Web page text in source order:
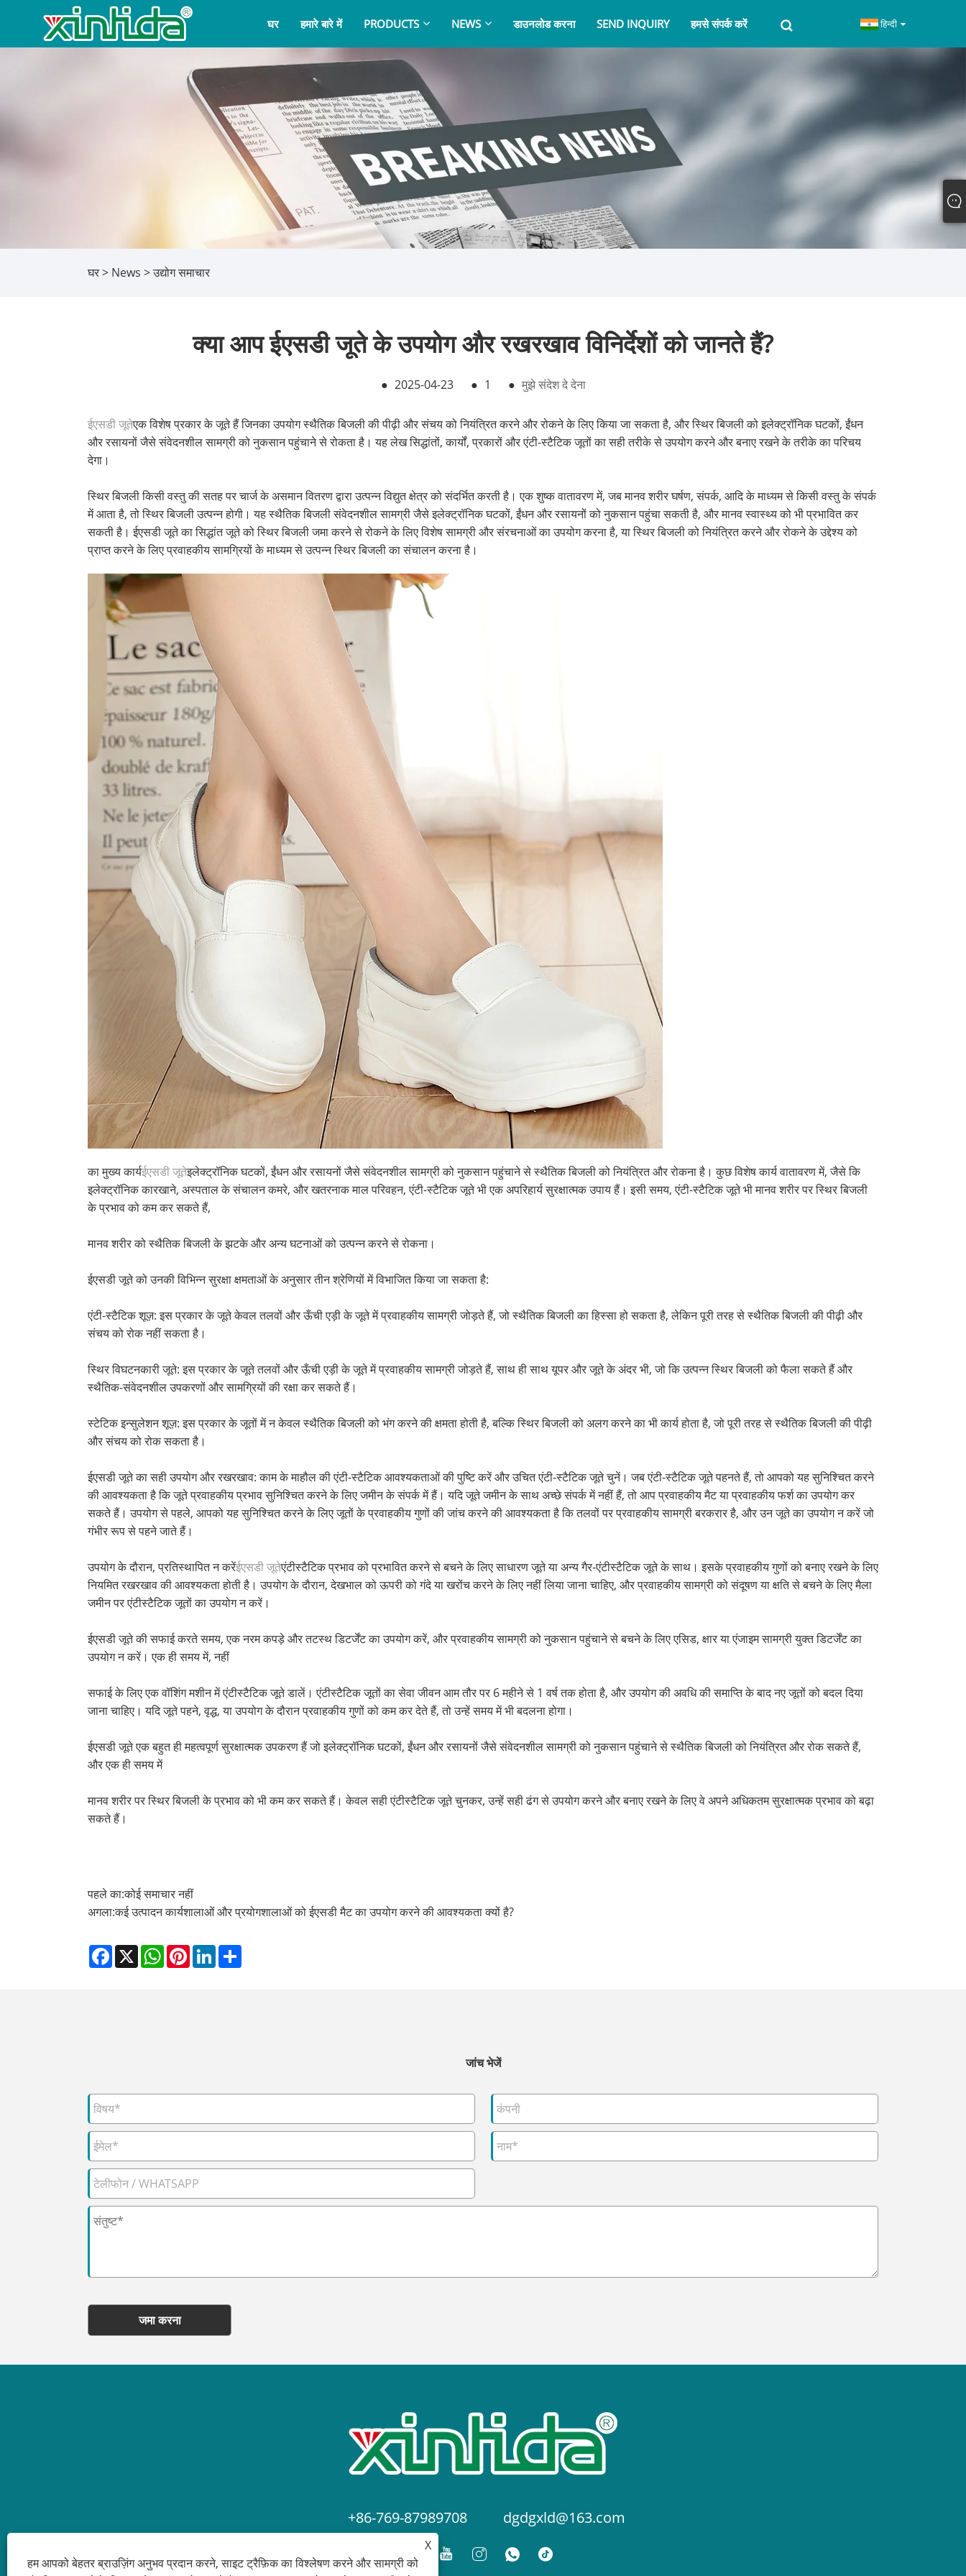
घर हमारे बारे में PRODUCTS NEWS डाउनलोड करना SEND INQUIRY हमसे संपर्क करें हिन्दी
घर> News >उद्योग समाचार
क्या आप ईएसडी जूते के उपयोग और रखरखाव विनिर्देशों को जानते हैं?
● 2025-04-23 ● 1 ● मुझे संदेश दे देना
ईएसडी जूतेएक विशेष प्रकार के जूते हैं जिनका उपयोग स्थैतिक बिजली की पीढ़ी और संचय को नियंत्रित करने और रोकने के लिए किया जा सकता है, और स्थिर बिजली को इलेक्ट्रॉनिक घटकों, ईंधन
और रसायनों जैसे संवेदनशील सामग्री को नुकसान पहुंचाने से रोकता है। यह लेख सिद्धांतों, कार्यों, प्रकारों और एंटी-स्टैटिक जूतों का सही तरीके से उपयोग करने और बनाए रखने के तरीके का परिचय
देगा।
स्थिर बिजली किसी वस्तु की सतह पर चार्ज के असमान वितरण द्वारा उत्पन्न विद्युत क्षेत्र को संदर्भित करती है। एक शुष्क वातावरण में, जब मानव शरीर घर्षण, संपर्क, आदि के माध्यम से किसी वस्तु के संपर्क
में आता है, तो स्थिर बिजली उत्पन्न होगी। यह स्थैतिक बिजली संवेदनशील सामग्री जैसे इलेक्ट्रॉनिक घटकों, ईंधन और रसायनों को नुकसान पहुंचा सकती है, और मानव स्वास्थ्य को भी प्रभावित कर
सकती है। ईएसडी जूते का सिद्धांत जूते को स्थिर बिजली जमा करने से रोकने के लिए विशेष सामग्री और संरचनाओं का उपयोग करना है, या स्थिर बिजली को नियंत्रित करने और रोकने के उद्देश्य को
प्राप्त करने के लिए प्रवाहकीय सामग्रियों के माध्यम से उत्पन्न स्थिर बिजली का संचालन करना है।
का मुख्य कार्यईएसडी जूतेइलेक्ट्रॉनिक घटकों, ईंधन और रसायनों जैसे संवेदनशील सामग्री को नुकसान पहुंचाने से स्थैतिक बिजली को नियंत्रित और रोकना है। कुछ विशेष कार्य वातावरण में, जैसे कि
इलेक्ट्रॉनिक कारखाने, अस्पताल के संचालन कमरे, और खतरनाक माल परिवहन, एंटी-स्टैटिक जूते भी एक अपरिहार्य सुरक्षात्मक उपाय हैं। इसी समय, एंटी-स्टैटिक जूते भी मानव शरीर पर स्थिर बिजली
के प्रभाव को कम कर सकते हैं,
मानव शरीर को स्थैतिक बिजली के झटके और अन्य घटनाओं को उत्पन्न करने से रोकना।
ईएसडी जूते को उनकी विभिन्न सुरक्षा क्षमताओं के अनुसार तीन श्रेणियों में विभाजित किया जा सकता है:
एंटी-स्टैटिक शूज़: इस प्रकार के जूते केवल तलवों और ऊँची एड़ी के जूते में प्रवाहकीय सामग्री जोड़ते हैं, जो स्थैतिक बिजली का हिस्सा हो सकता है, लेकिन पूरी तरह से स्थैतिक बिजली की पीढ़ी और
संचय को रोक नहीं सकता है।
स्थिर विघटनकारी जूते: इस प्रकार के जूते तलवों और ऊँची एड़ी के जूते में प्रवाहकीय सामग्री जोड़ते हैं, साथ ही साथ यूपर और जूते के अंदर भी, जो कि उत्पन्न स्थिर बिजली को फैला सकते हैं और
स्थैतिक-संवेदनशील उपकरणों और सामग्रियों की रक्षा कर सकते हैं।
स्टेटिक इन्सुलेशन शूज़: इस प्रकार के जूतों में न केवल स्थैतिक बिजली को भंग करने की क्षमता होती है, बल्कि स्थिर बिजली को अलग करने का भी कार्य होता है, जो पूरी तरह से स्थैतिक बिजली की पीढ़ी
और संचय को रोक सकता है।
ईएसडी जूते का सही उपयोग और रखरखाव: काम के माहौल की एंटी-स्टैटिक आवश्यकताओं की पुष्टि करें और उचित एंटी-स्टैटिक जूते चुनें। जब एंटी-स्टैटिक जूते पहनते हैं, तो आपको यह सुनिश्चित करने
की आवश्यकता है कि जूते प्रवाहकीय प्रभाव सुनिश्चित करने के लिए जमीन के संपर्क में हैं। यदि जूते जमीन के साथ अच्छे संपर्क में नहीं हैं, तो आप प्रवाहकीय मैट या प्रवाहकीय फर्श का उपयोग कर
सकते हैं। उपयोग से पहले, आपको यह सुनिश्चित करने के लिए जूतों के प्रवाहकीय गुणों की जांच करने की आवश्यकता है कि तलवों पर प्रवाहकीय सामग्री बरकरार है, और उन जूते का उपयोग न करें जो
गंभीर रूप से पहने जाते हैं।
उपयोग के दौरान, प्रतिस्थापित न करेंईएसडी जूतेएंटीस्टैटिक प्रभाव को प्रभावित करने से बचने के लिए साधारण जूते या अन्य गैर-एंटीस्टैटिक जूते के साथ। इसके प्रवाहकीय गुणों को बनाए रखने के लिए
नियमित रखरखाव की आवश्यकता होती है। उपयोग के दौरान, देखभाल को ऊपरी को गंदे या खरोंच करने के लिए नहीं लिया जाना चाहिए, और प्रवाहकीय सामग्री को संदूषण या क्षति से बचने के लिए मैला
जमीन पर एंटीस्टैटिक जूतों का उपयोग न करें।
ईएसडी जूते की सफाई करते समय, एक नरम कपड़े और तटस्थ डिटर्जेंट का उपयोग करें, और प्रवाहकीय सामग्री को नुकसान पहुंचाने से बचने के लिए एसिड, क्षार या एंजाइम सामग्री युक्त डिटर्जेंट का
उपयोग न करें। एक ही समय में, नहीं
सफाई के लिए एक वॉशिंग मशीन में एंटीस्टैटिक जूते डालें। एंटीस्टैटिक जूतों का सेवा जीवन आम तौर पर 6 महीने से 1 वर्ष तक होता है, और उपयोग की अवधि की समाप्ति के बाद नए जूतों को बदल दिया
जाना चाहिए। यदि जूते पहने, वृद्ध, या उपयोग के दौरान प्रवाहकीय गुणों को कम कर देते हैं, तो उन्हें समय में भी बदलना होगा।
ईएसडी जूते एक बहुत ही महत्वपूर्ण सुरक्षात्मक उपकरण हैं जो इलेक्ट्रॉनिक घटकों, ईंधन और रसायनों जैसे संवेदनशील सामग्री को नुकसान पहुंचाने से स्थैतिक बिजली को नियंत्रित और रोक सकते हैं,
और एक ही समय में
मानव शरीर पर स्थिर बिजली के प्रभाव को भी कम कर सकते हैं। केवल सही एंटीस्टैटिक जूते चुनकर, उन्हें सही ढंग से उपयोग करने और बनाए रखने के लिए वे अपने अधिकतम सुरक्षात्मक प्रभाव को बढ़ा
सकते हैं।
पहले का:कोई समाचार नहीं
अगला:कई उत्पादन कार्यशालाओं और प्रयोगशालाओं को ईएसडी मैट का उपयोग करने की आवश्यकता क्यों है?
Facebook
X WhatsApp
PinterestLinkedIn
जांच भेजें
जमा करना
+86-769-87989708 dgdgxld@163.com
X
हम आपको बेहतर ब्राउज़िंग अनुभव प्रदान करने, साइट ट्रैफ़िक का विश्लेषण करने और सामग्री को